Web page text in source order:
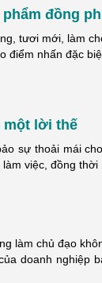
PHỤC HỒ CHÍ
6 THÁNG CUỐI NĂM!
may đồng phục
đồng
tươi mới, làm
điểm nhấn đặc
một lời thế
sự thoải mái
việc, đồng
làm chủ đạo
doanh nghiệp